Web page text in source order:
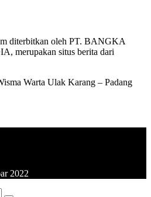
diterbitkan oleh PT. BANGKA
merupakan situs berita dari
Warta Ulak Karang – Padang
2022